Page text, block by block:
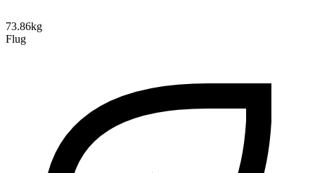
73.86kg
Flug